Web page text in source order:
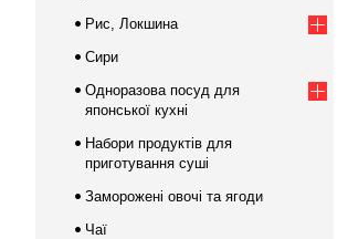
Рис, Локшина
Сири
Одноразова посуд для
японської кухні
Набори продуктів для
приготування суші
Заморожені овочі та ягоди
Чаї